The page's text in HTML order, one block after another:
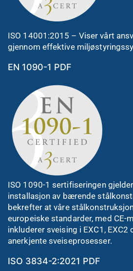
ISO 14001:2015 – Viser vårt
gjennom effektive
EN 1090-1 PDF
ISO 1090-1 sertifiseringen
installasjon av bærende
bekrefter at våre
europeiske standarder, med CE-
inkluderer sveising i EXC1, EXC2
anerkjente sveiseprosesser.
ISO 3834-2:2021 PDF